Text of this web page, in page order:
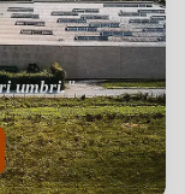
umbri."
centrale."